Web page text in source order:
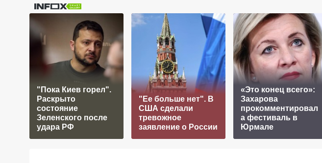
"Пока Киев горел".
Раскрыто
состояние
Зеленского после
удара РФ
"Ее больше нет". В
США сделали
тревожное
заявление о России
«Это конец всего»:
Захарова
прокомментировал
а фестиваль в
Юрмале